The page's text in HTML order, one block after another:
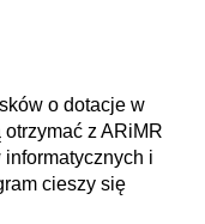
o dotacje w
z ARiMR
i
cieszy się